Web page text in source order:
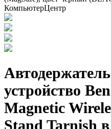
устройство
Magnetic
Stand Tarnish